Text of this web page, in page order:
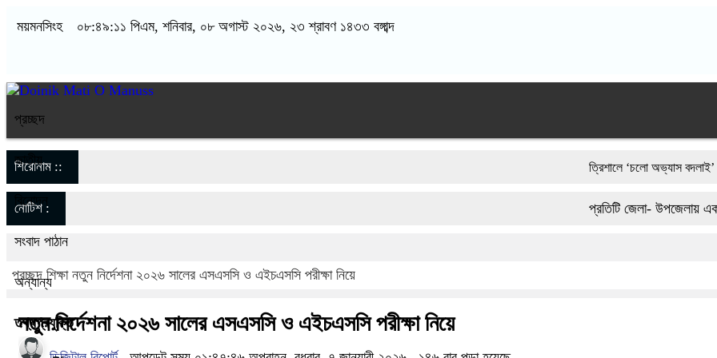
ময়মনসিংহ ০৮:৪৯:১২ পিএম, শনিবার, ০৮ অগাস্ট ২০২৬, ২৩ শ্রাবণ ১৪৩৩ বঙ্গাব্দ
প্রচ্ছদ
জাতীয়
বিনোদন
সংবাদ পাঠান
অন্যান্য
তথ্যপ্রযুক্তি
শিরোনাম :: ‎ত্রিশালে ‘চলো অভ্যাস বদলাই’ স্লোগানে
ভারী বৃষ্টিতে ছেপটখালীর একমাত্র সড়ক বিধ্বস্ত:
নোটিশ : প্রতিটি জেলা- উপজেলায় একজন করে
প্রচ্ছদ শিক্ষা নতুন নির্দেশনা ২০২৬ সালের এসএসসি ও এইচএসসি পরীক্ষা নিয়ে
নতুন নির্দেশনা ২০২৬ সালের এসএসসি ও এইচএসসি পরীক্ষা নিয়ে